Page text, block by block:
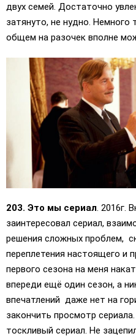
двух семей. Достаточно
затянуто, не нудно. Немного
общем на разочек вполне
203. Это мы сериал. 2016г.
заинтересовал сериал,
решения сложных проблем,
переплетения настоящего и
первого сезона на меня
впереди ещё один сезон, а
впечатлений даже нет на
закончить просмотр
тоскливый сериал. Не